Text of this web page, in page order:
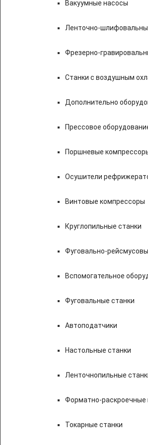
Вакуумные насосы
Ленточно-
Фрезерно-
Станки с воздушным
Дополнительно
Прессовое
Поршневые
Осушители
Винтовые компрессоры
Круглопильные станки
Фуговально-
Вспомогательное
Фуговальные станки
Автоподатчики
Настольные станки
Ленточнопильные
Форматно-
Токарные станки